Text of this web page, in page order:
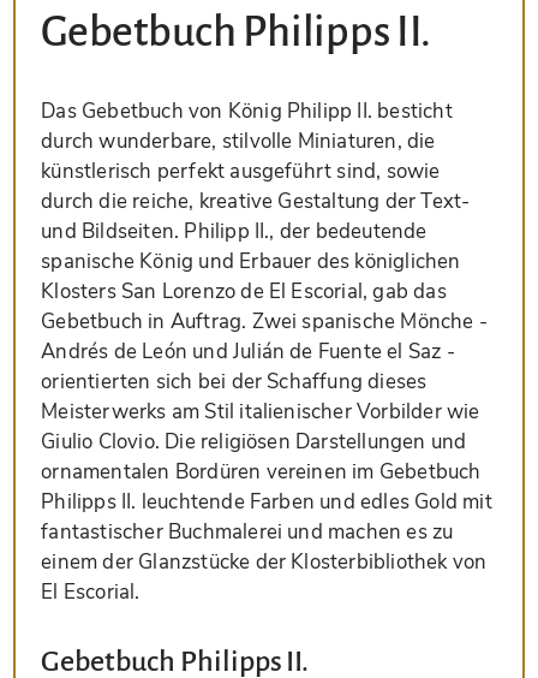
Gebetbuch Philipps II.
Das Gebetbuch von König Philipp II. besticht
durch wunderbare, stilvolle Miniaturen, die
künstlerisch perfekt ausgeführt sind, sowie
durch die reiche, kreative Gestaltung der Text-
und Bildseiten. Philipp II., der bedeutende
spanische König und Erbauer des königlichen
Klosters San Lorenzo de El Escorial, gab das
Gebetbuch in Auftrag. Zwei spanische Mönche -
Andrés de León und Julián de Fuente el Saz -
orientierten sich bei der Schaffung dieses
Meisterwerks am Stil italienischer Vorbilder wie
Giulio Clovio. Die religiösen Darstellungen und
ornamentalen Bordüren vereinen im Gebetbuch
Philipps II. leuchtende Farben und edles Gold mit
fantastischer Buchmalerei und machen es zu
einem der Glanzstücke der Klosterbibliothek von
El Escorial.
Gebetbuch Philipps II.